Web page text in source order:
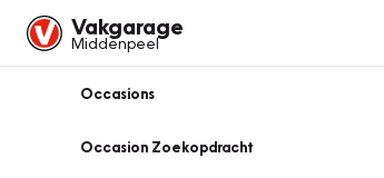
Vakgarage
Middenpeel
Occasions
Occasion Zoekopdracht